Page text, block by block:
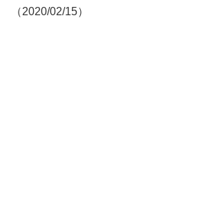
（2020/02/15）